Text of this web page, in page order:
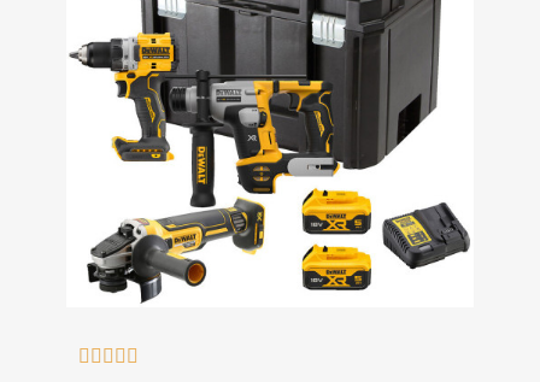
    